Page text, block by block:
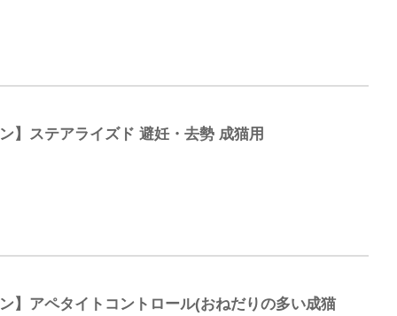
】ステアライズド 避妊・去勢 成猫用
】アペタイトコントロール(おねだりの多い成猫